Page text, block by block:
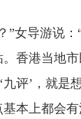
导游说：“
香港当地
九评’，就
本上都会